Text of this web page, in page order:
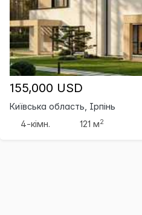
155,000 USD
Київська область, Ірпінь
4-кімн.
121 м2